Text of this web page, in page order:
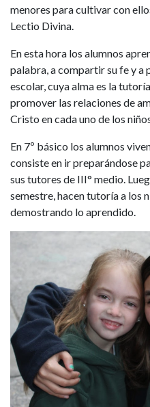
menores para cultivar con
Lectio Divina.
En esta hora los alumnos
palabra, a compartir su fe y a
escolar, cuya alma es la
promover las relaciones de
Cristo en cada uno de los
En 7º básico los alumnos
consiste en ir preparándose
sus tutores de III° medio.
semestre, hacen tutoría a los
demostrando lo aprendido.